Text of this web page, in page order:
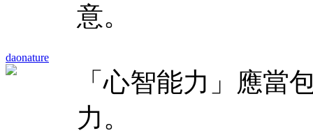
daonature
意。
「心智能力」應當
力。